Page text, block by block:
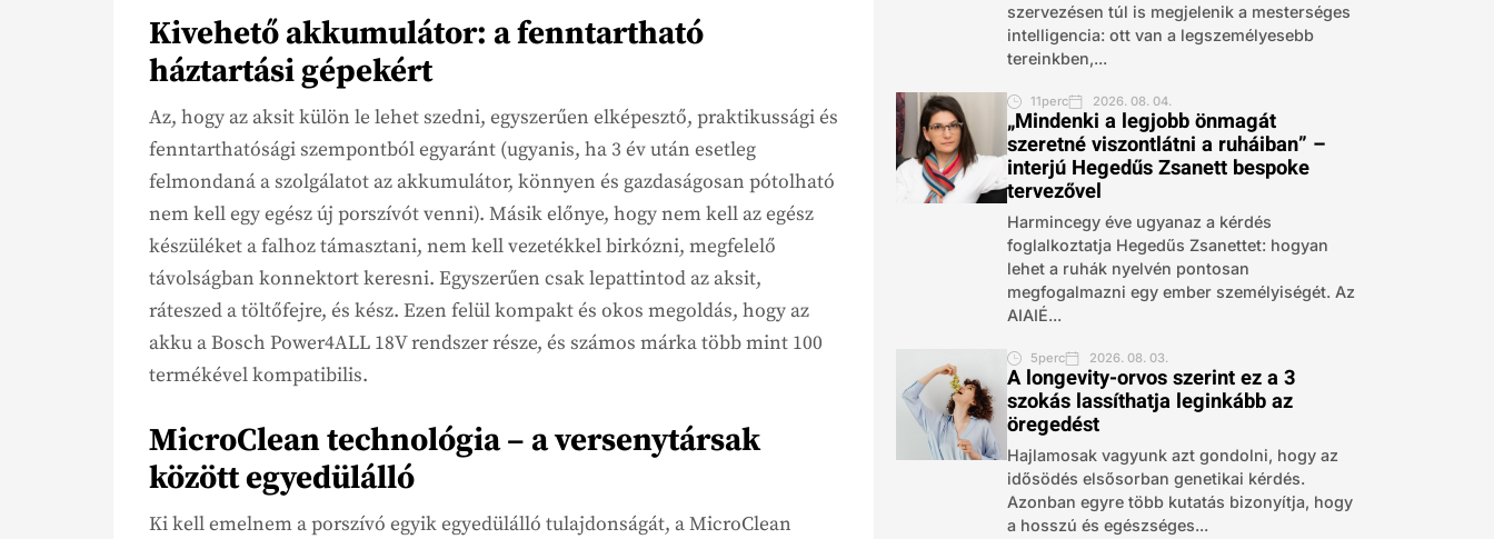
Kivehető akkumulátor: a fenntartható
háztartási gépekért
Az, hogy az aksit külön le lehet szedni, egyszerűen elképesztő, praktikussági és
fenntarthatósági szempontból egyaránt (ugyanis, ha 3 év után esetleg
felmondaná a szolgálatot az akkumulátor, könnyen és gazdaságosan pótolható
nem kell egy egész új porszívót venni). Másik előnye, hogy nem kell az egész
készüléket a falhoz támasztani, nem kell vezetékkel birkózni, megfelelő
távolságban konnektort keresni. Egyszerűen csak lepattintod az aksit,
ráteszed a töltőfejre, és kész. Ezen felül kompakt és okos megoldás, hogy az
akku a Bosch Power4ALL 18V rendszer része, és számos márka több mint 100
termékével kompatibilis.
MicroClean technológia – a versenytársak
között egyedülálló
Ki kell emelnem a porszívó egyik egyedülálló tulajdonságát, a MicroClean
szervezésen túl is megjelenik a mesterséges
intelligencia: ott van a legszemélyesebb
tereinkben,...
11perc 2026. 08. 04.
„Mindenki a legjobb önmagát
szeretné viszontlátni a ruháiban” –
interjú Hegedűs Zsanett bespoke
tervezővel
Harmincegy éve ugyanaz a kérdés
foglalkoztatja Hegedűs Zsanettet: hogyan
lehet a ruhák nyelvén pontosan
megfogalmazni egy ember személyiségét. Az
AIAIÉ...
5perc 2026. 08. 03.
A longevity-orvos szerint ez a 3
szokás lassíthatja leginkább az
öregedést
Hajlamosak vagyunk azt gondolni, hogy az
idősödés elsősorban genetikai kérdés.
Azonban egyre több kutatás bizonyítja, hogy
a hosszú és egészséges...